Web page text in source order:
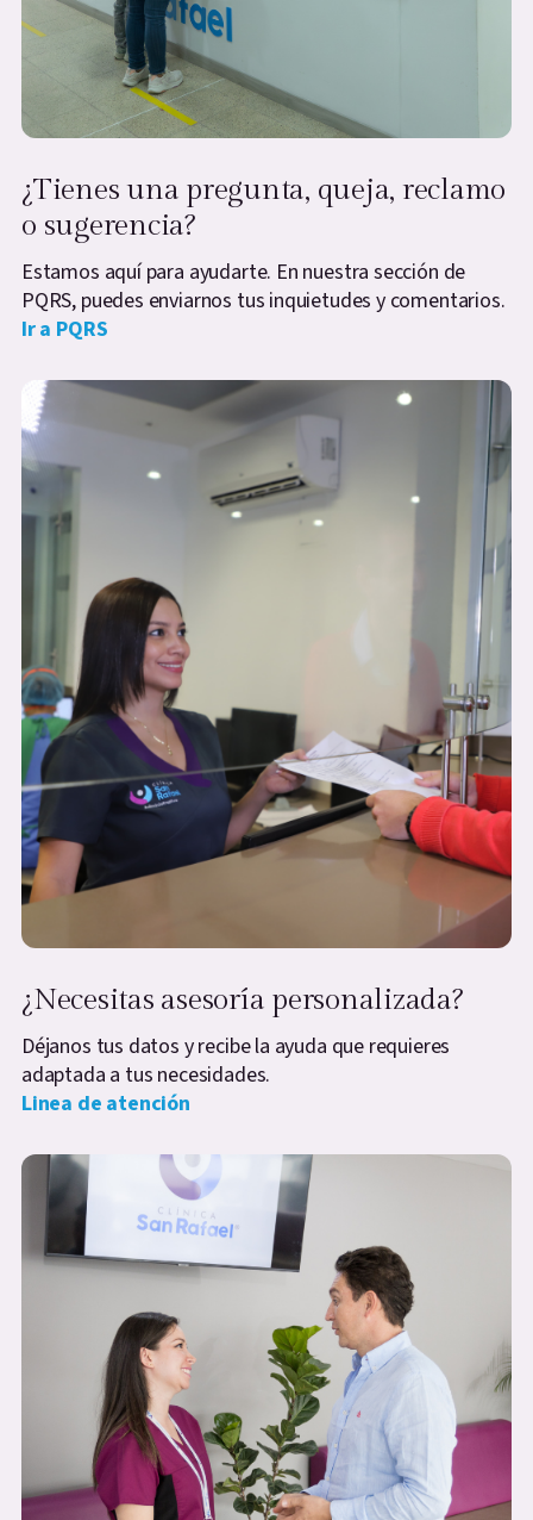
¿Tienes una pregunta, queja, reclamo
o sugerencia?
Estamos aquí para ayudarte. En nuestra sección de
PQRS, puedes enviarnos tus inquietudes y comentarios.
Ir a PQRS
¿Necesitas asesoría personalizada?
Déjanos tus datos y recibe la ayuda que requieres
adaptada a tus necesidades.
Linea de atención